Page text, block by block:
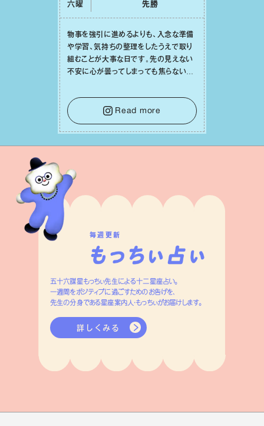
六曜 先勝
物事を強引に進めるよりも、⼊念な準備
や学習、気持ちの整理をしたうえで取り
組むことが⼤事な⽇です。先の⾒えない
不安に⼼が曇ってしまっても焦らない
⾝や疲れていそうな⼈をいたわることに
時間を使いましょう。ここでしっかりとエ
ネルギーを蓄え、困難を乗り越える⼒に
変えましょう。
Read more
毎週更新
五十六謀星もっちぃ先生による十二星座占い。
一週間をポジティブに過ごすためのお告げを、
先生の分身である星座案内人・もっちぃがお届けします。
詳しくみる